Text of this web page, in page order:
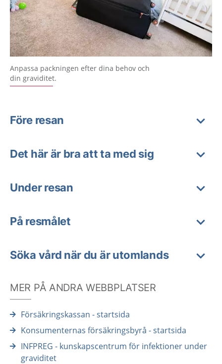
Anpassa packningen efter dina behov och
din graviditet.
Före resan
Det här är bra att ta med sig
Under resan
På resmålet
Söka vård när du är utomlands
MER PÅ ANDRA WEBBPLATSER
Försäkringskassan - startsida
Konsumenternas försäkringsbyrå - startsida
INFPREG - kunskapscentrum för infektioner under
graviditet